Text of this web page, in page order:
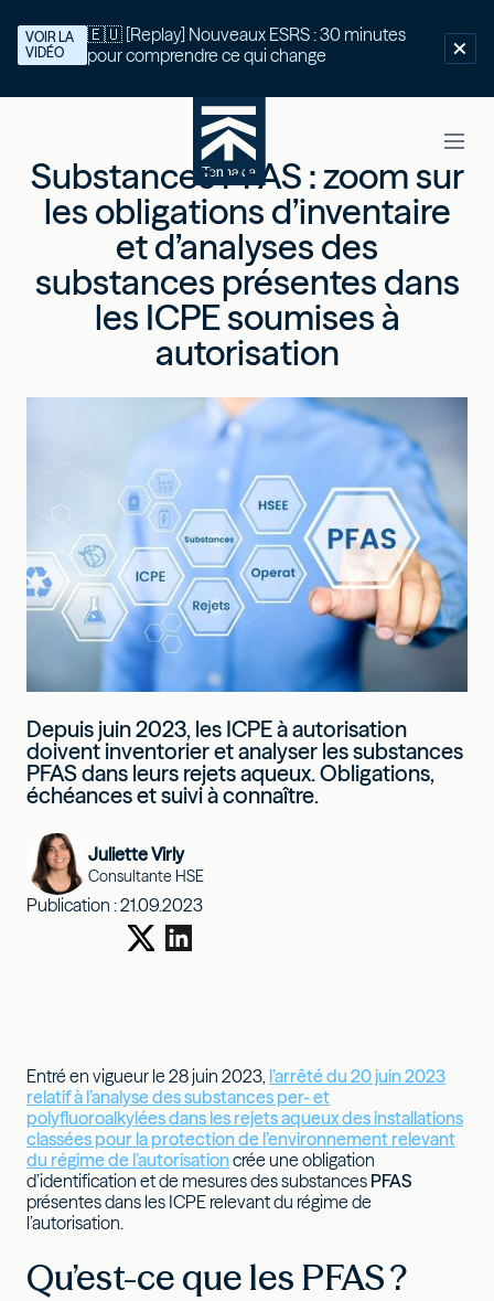
🇪🇺 [Replay] Nouveaux ESRS : 30 minutes
pour comprendre ce qui change
VOIR LA
VIDÉO
Substances PFAS : zoom sur
les obligations d’inventaire
et d’analyses des
substances présentes dans
les ICPE soumises à
autorisation
Depuis juin 2023, les ICPE à autorisation
doivent inventorier et analyser les substances
PFAS dans leurs rejets aqueux. Obligations,
échéances et suivi à connaître.
Juliette Virly
Consultante HSE
Publication :21.09.2023
Entré en vigueur le 28 juin 2023, l’arrêté du 20 juin 2023
relatif à l’analyse des substances per- et
polyfluoroalkylées dans les rejets aqueux des installations
classées pour la protection de l’environnement relevant
du régime de l’autorisation crée une obligation
d’identification et de mesures des substances PFAS
présentes dans les ICPE relevant du régime de
l’autorisation.
Qu’est-ce que les PFAS ?